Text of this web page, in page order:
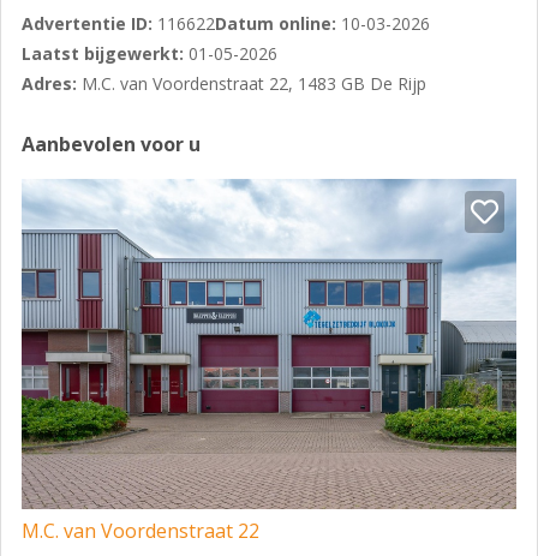
Het object maakt deel uit van een
bedrijfsverzamelgebouw en is gesitueerd op
bedrijventerrein De Volger II, nabij de provincialeweg
N244. Mede hierdoor en de snelle ontsluiting naar o.a.
uitstekend bereikbaar.
Parkeren
Er is voldoende parkeergelegenheid op eigen erf en in
de directe nabijheid voorhanden.
Bouwjaar
2011
Huurtermijn
Bespreekbaar.
Huurprijs gehele object
Advertentie ID: 116622Datum online: 10-03-2026
Laatst bijgewerkt: 01-05-2026
Adres: M.C. van Voordenstraat 22, 1483 GB De Rijp
Aanbevolen voor u
M.C. van Voordenstraat 22